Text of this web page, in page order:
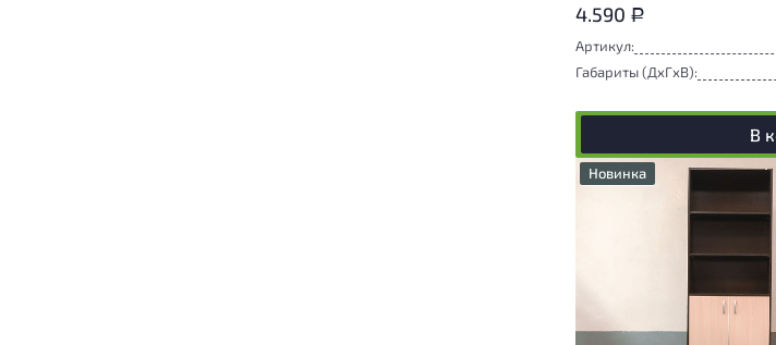
4.590 Р
Артикул:
Габариты (ДxГxВ):
В
Новинка
У товара присутствуют
следы эксплуатации, не
удобство его использования